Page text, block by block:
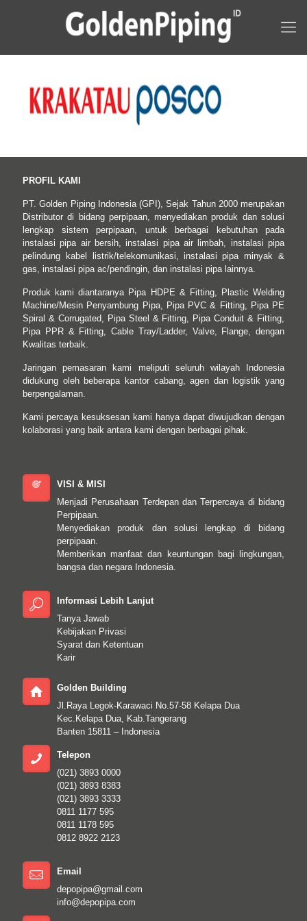
PROFIL KAMI
PT. Golden Piping Indonesia (GPI), Sejak Tahun 2000 merupakan
Distributor di bidang perpipaan, menyediakan produk dan solusi
lengkap sistem perpipaan, untuk berbagai kebutuhan pada
instalasi pipa air bersih, instalasi pipa air limbah, instalasi pipa
pelindung kabel listrik/telekomunikasi, instalasi pipa minyak &
gas, instalasi pipa ac/pendingin, dan instalasi pipa lainnya.
Produk kami diantaranya Pipa HDPE & Fitting, Plastic Welding
Machine/Mesin Penyambung Pipa, Pipa PVC & Fitting, Pipa PE
Spiral & Corrugated, Pipa Steel & Fitting, Pipa Conduit & Fitting,
Pipa PPR & Fitting, Cable Tray/Ladder, Valve, Flange, dengan
Kwalitas terbaik.
Jaringan pemasaran kami meliputi seluruh wilayah Indonesia
didukung oleh beberapa kantor cabang, agen dan logistik yang
berpengalaman.
Kami percaya kesuksesan kami hanya dapat diwujudkan dengan
kolaborasi yang baik antara kami dengan berbagai pihak.
VISI & MISI
Menjadi Perusahaan Terdepan dan Terpercaya di bidang
Perpipaan.
Menyediakan produk dan solusi lengkap di bidang
perpipaan.
Memberikan manfaat dan keuntungan bagi lingkungan,
bangsa dan negara Indonesia.
Informasi Lebih Lanjut
Tanya Jawab
Kebijakan Privasi
Syarat dan Ketentuan
Karir
Golden Building
Jl.Raya Legok-Karawaci No.57-58 Kelapa Dua
Kec.Kelapa Dua, Kab.Tangerang
Banten 15811 – Indonesia
Telepon
(021) 3893 0000
(021) 3893 8383
(021) 3893 3333
0811 1177 595
0811 1178 595
0812 8922 2123
Email
depopipa@gmail.com
info@depopipa.com